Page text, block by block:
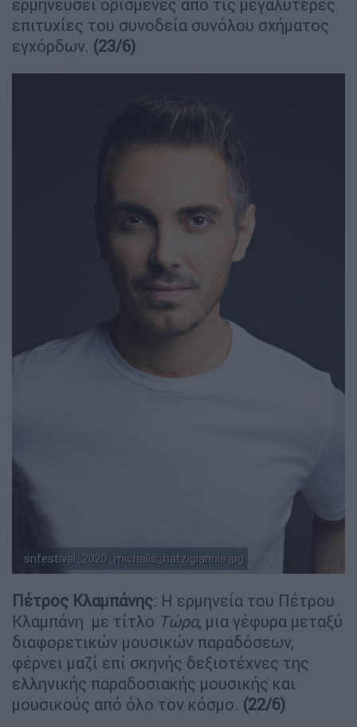
ερμηνεύσει ορισμένες από τις μεγαλύτερες
επιτυχίες του συνοδεία συνόλου σχήματος
εγχόρδων. (23/6)
snfestival_2020_michalis_hatzigiannis.jpg
Πέτρος Κλαμπάνης: Η ερμηνεία του Πέτρου
Κλαμπάνη με τίτλο Τώρα, μια γέφυρα μεταξύ
διαφορετικών μουσικών παραδόσεων,
φέρνει μαζί επί σκηνής δεξιοτέχνες της
ελληνικής παραδοσιακής μουσικής και
μουσικούς από όλο τον κόσμο. (22/6)